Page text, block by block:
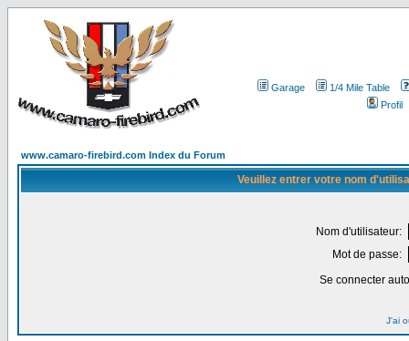
Garage
1/4 Mile Table
Profil
www.camaro-firebird.com Index du Forum
Veuillez entrer votre nom
Nom d'utilisateur:
Mot de passe:
Se connecter
J'ai